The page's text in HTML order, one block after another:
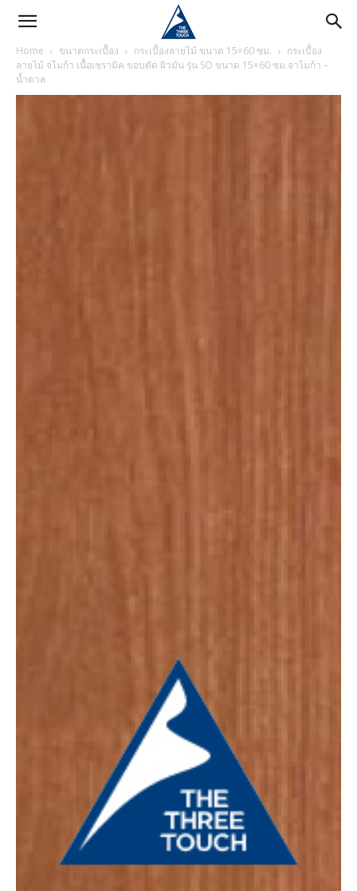
Home ขนาดกระเบื้อง กระเบื้องลายไม้ ขนาด 15×60 ซม.
กระเบื้อง
ลายไม้ จไมก้า เนื้อเซรามิค ขอบตัด ผิวมัน รุ่น SO ขนาด 15×60 ซม.จาไมก้า –
น้ำตาล